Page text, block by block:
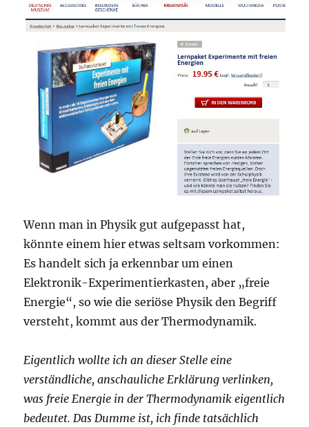
Wenn man in Physik gut aufgepasst hat,
könnte einem hier etwas seltsam vorkommen:
Es handelt sich ja erkennbar um einen
Elektronik-Experimentierkasten, aber „freie
Energie“, so wie die seriöse Physik den Begriff
versteht, kommt aus der Thermodynamik.
Eigentlich wollte ich an dieser Stelle eine
verständliche, anschauliche Erklärung verlinken,
was freie Energie in der Thermodynamik eigentlich
bedeutet. Das Dumme ist, ich finde tatsächlich